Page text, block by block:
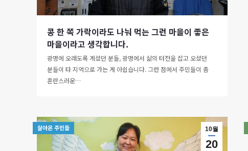
콩 한 쪽 가락이라도 나눠 먹는 그런 마을이 좋은
마을이라고 생각합니다.
광명에 오래도록 계셨던 분들, 광명에서 삶의 터전을 잡고 오셨던
분들이 타 지역으로 가는 게 아쉽습니다. 그런 점에서 주민들이 좀
혼란스러운…
10월
20
살아온 주민들